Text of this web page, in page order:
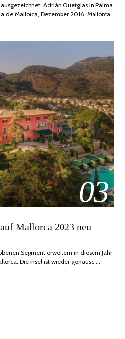
Adrián Quetglas in Palma
de Mallorca, Dezember 2016. Mallorca
03
Mallorca 2023 neu
Segment erweitern in diesem Jahr
Die Insel ist wieder genauso …